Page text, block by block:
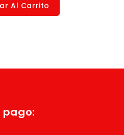
Al Carrito
pago: